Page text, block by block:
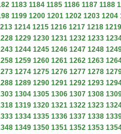
1183 1184 1185 1186 1187 1188
1199 1200 1201 1202 1203 1204
1214 1215 1216 1217 1218 1219
1229 1230 1231 1232 1233
1244 1245 1246 1247 1248
1259 1260 1261 1262 1263
1274 1275 1276 1277 1278
1289 1290 1291 1292 1293
1304 1305 1306 1307 1308
1319 1320 1321 1322 1323
1334 1335 1336 1337 1338
1349 1350 1351 1352 1353